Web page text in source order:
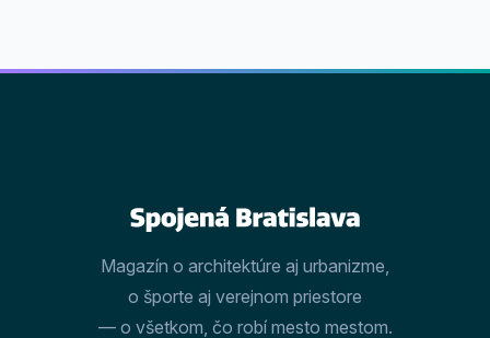
Magazín o architektúre aj urbanizme,
o športe aj verejnom priestore
— o všetkom, čo robí mesto mestom.